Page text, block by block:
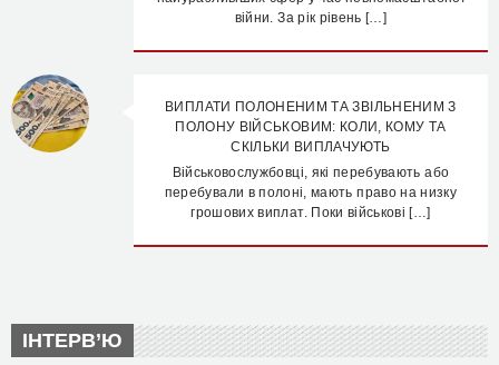
війни. За рік рівень […]
ВИПЛАТИ ПОЛОНЕНИМ ТА ЗВІЛЬНЕНИМ З
ПОЛОНУ ВІЙСЬКОВИМ: КОЛИ, КОМУ ТА
СКІЛЬКИ ВИПЛАЧУЮТЬ
Військовослужбовці, які перебувають або
перебували в полоні, мають право на низку
грошових виплат. Поки військові […]
ІНТЕРВ’Ю